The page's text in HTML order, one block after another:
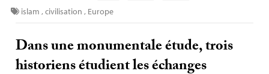
islam ,civilisation , Europe
Dans une monumentale étude, trois
historiens étudient les échanges